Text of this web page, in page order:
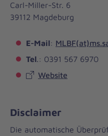
Carl-Miller-Str. 6
39112 Magdeburg
E-Mail:
Tel.: 0391 567 6970
Website
Disclaimer
Die automatische